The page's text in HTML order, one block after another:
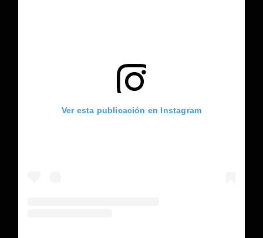
Ver esta publicación en Instagram